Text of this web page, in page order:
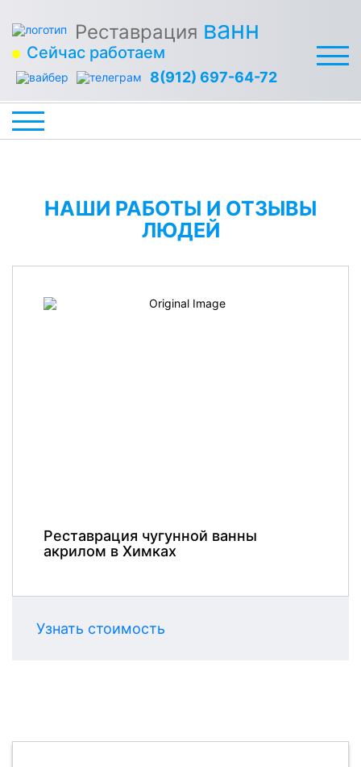
Реставрация ванн
Сейчас работаем
8(912) 697-64-72
НАШИ РАБОТЫ И ОТЗЫВЫ
ЛЮДЕЙ
Реставрация чугунной ванны
акрилом в Химках
Узнать стоимость